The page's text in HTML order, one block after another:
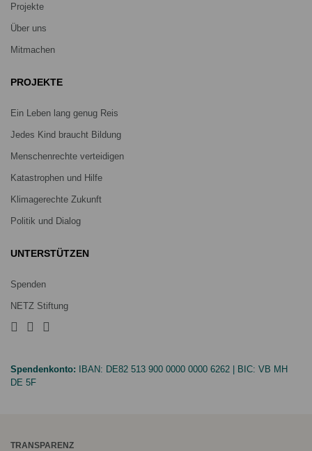
Projekte
Über uns
Mitmachen
PROJEKTE
Ein Leben lang genug Reis
Jedes Kind braucht Bildung
Menschenrechte verteidigen
Katastrophen und Hilfe
Klimagerechte Zukunft
Politik und Dialog
UNTERSTÜTZEN
Spenden
NETZ Stiftung
Spendenkonto: IBAN: DE82 513 900 0000 0000 6262 | BIC: VB MH
DE 5F
TRANSPARENZ